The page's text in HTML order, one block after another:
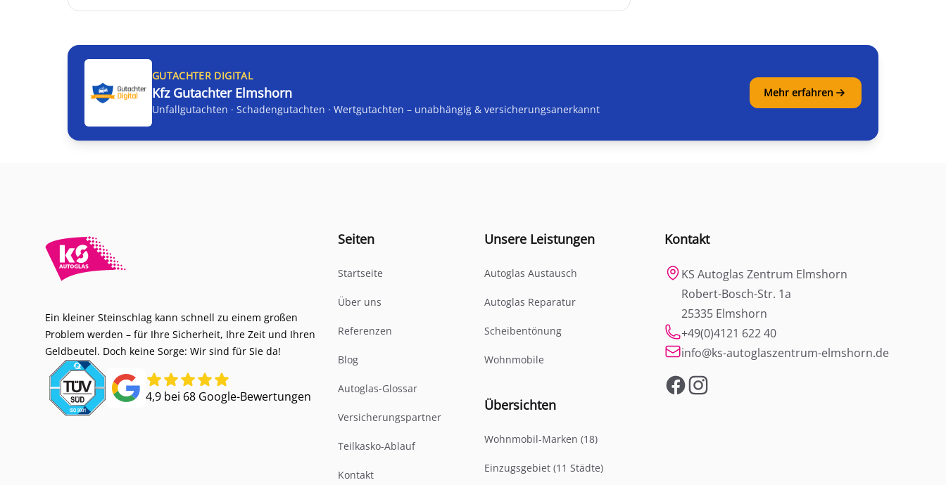
GUTACHTER DIGITAL
Kfz Gutachter Elmshorn
Unfallgutachten · Schadengutachten · Wertgutachten – unabhängig & versicherungsanerkannt
Mehr erfahren
Ein kleiner Steinschlag kann schnell zu einem großen
Problem werden – für Ihre Sicherheit, Ihre Zeit und Ihren
Geldbeutel. Doch keine Sorge: Wir sind für Sie da!
4,9 bei 68 Google-Bewertungen
Seiten
Startseite
Über uns
Referenzen
Blog
Autoglas-Glossar
Versicherungspartner
Teilkasko-Ablauf
Kontakt
Unsere Leistungen
Autoglas Austausch
Autoglas Reparatur
Scheibentönung
Wohnmobile
Übersichten
Wohnmobil-Marken (18)
Einzugsgebiet (11 Städte)
Kontakt
KS Autoglas Zentrum Elmshorn
Robert-Bosch-Str. 1a
25335 Elmshorn
+49(0)4121 622 40
info@ks-autoglaszentrum-elmshorn.de
FacebookInstagram